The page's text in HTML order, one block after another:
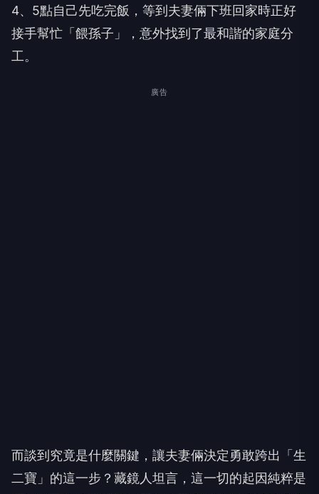
4、5點自己先吃完飯，等到夫妻倆下班回家時正好
接手幫忙「餵孫子」，意外找到了最和諧的家庭分
工。
廣告
而談到究竟是什麼關鍵，讓夫妻倆決定勇敢跨出「生
二寶」的這一步？藏鏡人坦言，這一切的起因純粹是